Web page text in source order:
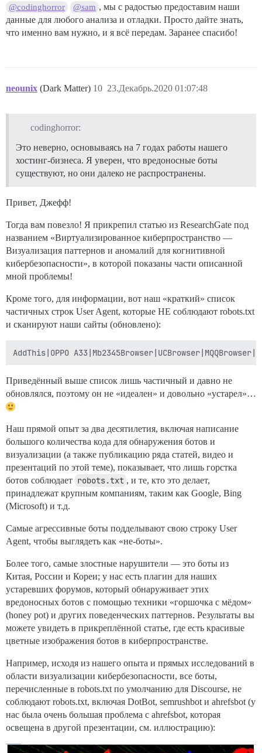
@codinghorror @sam , мы с радостью предоставим наши
данные для любого анализа и отладки. Просто дайте знать,
что именно вам нужно, и я всё передам. Заранее спасибо!
neounix (Dark Matter) 23.Декабрь.2020 01:07:48
10
codinghorror:
Это неверно, основываясь на 7 годах работы нашего
хостинг-бизнеса. Я уверен, что вредоносные боты
существуют, но они далеко не распространены.
Привет, Джефф!
Тогда вам повезло! Я прикрепил статью из ResearchGate под
названием «Виртуализированное киберпространство —
Визуализация паттернов и аномалий для когнитивной
кибербезопасности», в которой показаны части описанной
мной проблемы!
Кроме того, для информации, вот наш «краткий» список
частичных строк User Agent, которые НЕ соблюдают robots.txt
и сканируют наши сайты (обновлено):
Приведённый выше список лишь частичный и давно не
обновлялся, поэтому он не «идеален» и довольно «устарел»…
Наш прямой опыт за два десятилетия, включая написание
большого количества кода для обнаружения ботов и
визуализации (а также публикацию ряда статей, видео и
презентаций по этой теме), показывает, что лишь горстка
ботов соблюдает robots.txt , и те, кто это делает,
принадлежат крупным компаниям, таким как Google, Bing
(Microsoft) и т.д.
Самые агрессивные боты подделывают свою строку User
Agent, чтобы выглядеть как «не-боты».
Более того, самые злостные нарушители — это боты из
Китая, России и Кореи; у нас есть плагин для наших
устаревших форумов, который обнаруживает этих
вредоносных ботов с помощью техники «горшочка с мёдом»
(honey pot) и других поведенческих паттернов. Результаты вы
можете увидеть в прикреплённой статье, где есть красивые
цветные изображения ботов в киберпространстве.
Например, исходя из нашего опыта и прямых исследований в
области визуализации кибербезопасности, все боты,
перечисленные в robots.txt по умолчанию для Discourse, не
соблюдают robots.txt, включая DotBot, semrushbot и ahrefsbot (у
нас была очень большая проблема с ahrefsbot, которая
освещена в другой презентации, см. иллюстрацию):